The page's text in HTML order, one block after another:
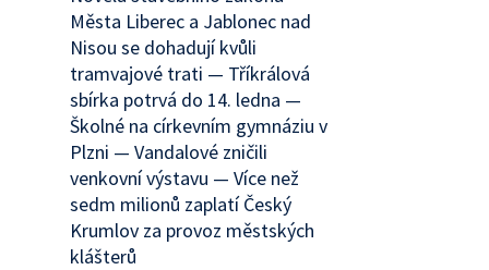
Města Liberec a Jablonec nad
Nisou se dohadují kvůli
tramvajové trati — Tříkrálová
sbírka potrvá do 14. ledna —
Školné na církevním gymnáziu v
Plzni — Vandalové zničili
venkovní výstavu — Více než
sedm milionů zaplatí Český
Krumlov za provoz městských
klášterů